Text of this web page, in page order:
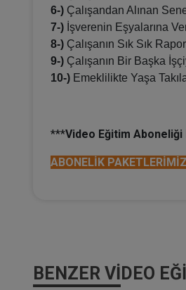
6-) Çalışandan Alınan
7-) İşverenin Eşyalarına
8-) Çalışanın Sık Sık
9-) Çalışanın Bir Başka
10-) Emeklilikte Yaşa
***Video Eğitim Aboneliği
ABONELİK
BENZER VIDEO